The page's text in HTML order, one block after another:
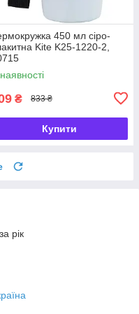
450 мл сіро-
Kite K25-1220-2,
₴ 833 ₴
Купити
рік